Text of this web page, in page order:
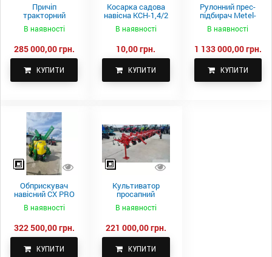
Причіп
тракторний
самоскидний
Spike 2 ПТС-4
В наявності
285 000,00 грн.
КУПИТИ
Косарка садова
навісна КСН-1,4/2
В наявності
10,00 грн.
КУПИТИ
Рулонний прес-
підбирач Metel-
Fach Z 587
В наявності
1 133 000,00 грн.
КУПИТИ
Обприскувач
навісний CX PRO
В наявності
322 500,00 грн.
КУПИТИ
Культиватор
просапний
КПН-5,6-05
В наявності
221 000,00 грн.
КУПИТИ